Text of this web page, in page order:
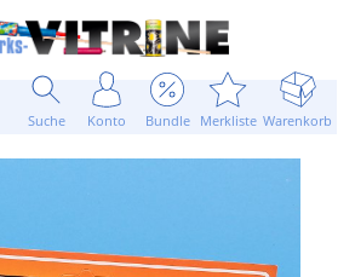
Suche Konto Bundle Merkliste Warenkorb